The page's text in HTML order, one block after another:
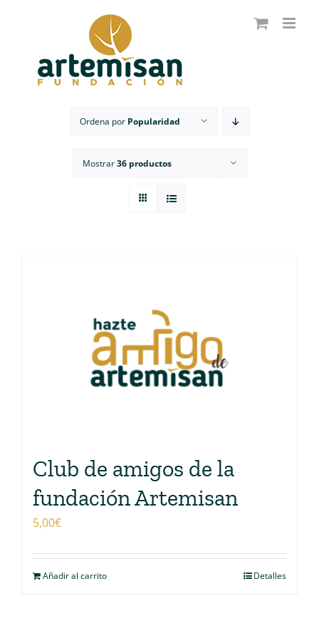
Ordena por Popularidad
Mostrar36 productos
Club de amigos de la
fundación Artemisan
5,00€
Añadir al carrito Detalles